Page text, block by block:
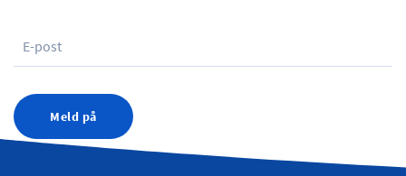
Meld på